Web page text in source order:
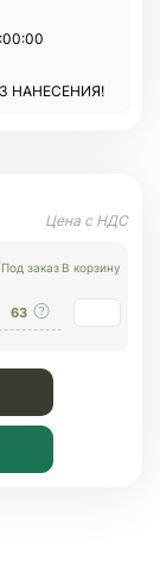
НАНЕСЕНИЯ!
Под заказ В корзину
63